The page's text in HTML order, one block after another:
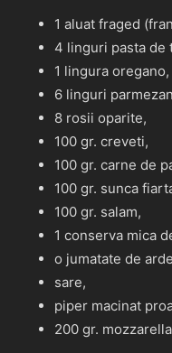
1 aluat fraged
4 linguri pasta de
1 lingura oregano,
6 linguri
8 rosii oparite,
100 gr. creveti,
100 gr. carne de
100 gr. sunca
100 gr. salam,
1 conserva mica
o jumatate de
sare,
piper macinat
200 gr.